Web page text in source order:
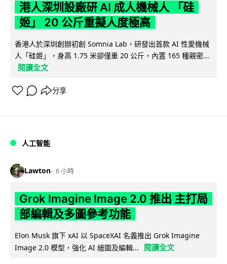
港人深圳設廠研 AI 成人機械人 「硅
姬」 20 公斤重擬人度極高
香港人於深圳創辦初創 Somnia Lab，研發出首款 AI 性愛機械
人「硅姬」，身高 1.75 米卻僅重 20 公斤，內置 165 種親密...
閱讀全文
分享
人工智能
Lawton 6 小時
Grok Imagine Image 2.0 推出 主打局
部編輯及多圖參考功能
Elon Musk 旗下 xAI 以 SpaceXAI 名義推出 Grok Imagine
Image 2.0 模型，強化 AI 繪圖及編輯...
閱讀全文